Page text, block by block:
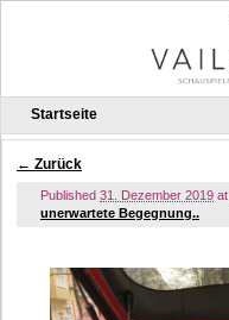
Startseite
Zum Inhalt wechseln
Zum sekundären Inhalt wechseln
Bilder-Navigation
← Zurück
Published 31. Dezember 2019 at
unerwartete Begegnung..